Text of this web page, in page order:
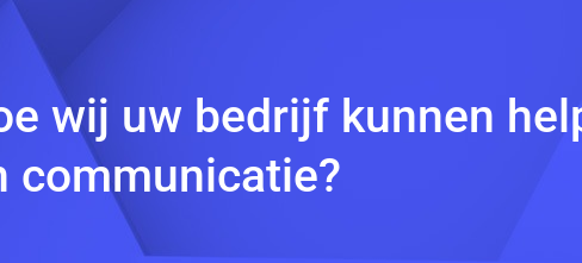
wij uw bedrijf kunnen
communicatie?